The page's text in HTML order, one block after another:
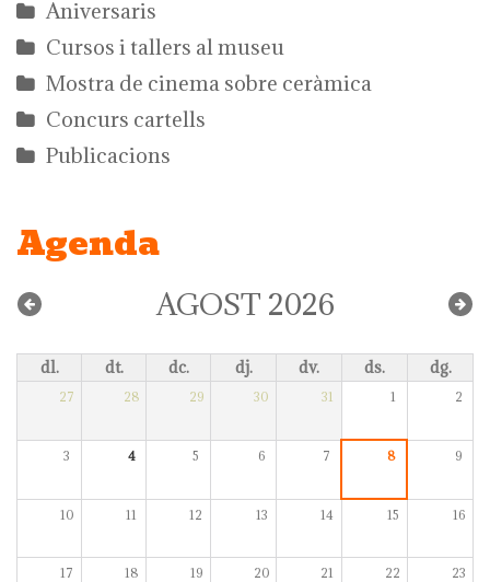
Aniversaris
Cursos i tallers al museu
Mostra de cinema sobre ceràmica
Concurs cartells
Publicacions
Agenda
AGOST 2026
dl. dt. dc. dj. dv. ds. dg.
27 28 29 30 31 1 2
3 4 5 6 7 8 9
10 11 12 13 14 15 16
17 18 19 20 21 22 23